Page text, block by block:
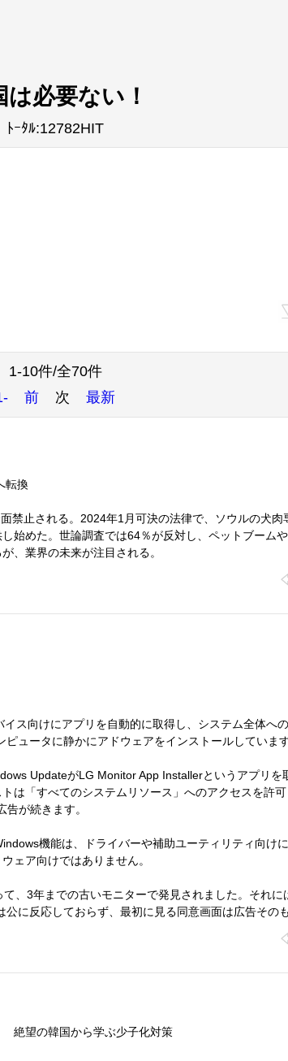
は必要ない！
ﾄｰﾀﾙ:12782HIT
1-10件/全70件
前 次 最新
転換
禁止される。2024年1月可決の法律で、ソウルの犬肉
始めた。世論調査では64％が反対し、ペットブーム
、業界の未来が注目される。
ス向けにアプリを自動的に取得し、システム全体へ
ュータに静かにアドウェアをインストールしています
UpdateがLG Monitor App Installerというアプリを
は「すべてのシステムリソース」へのアクセスを許可
が続きます。
機能は、ドライバーや補助ユーティリティ向け
ェア向けではありません。
、3年までの古いモニターで発見されました。それに
に反応しておらず、最初に見る同意画面は広告そのも
絶望の韓国から学ぶ少子化対策